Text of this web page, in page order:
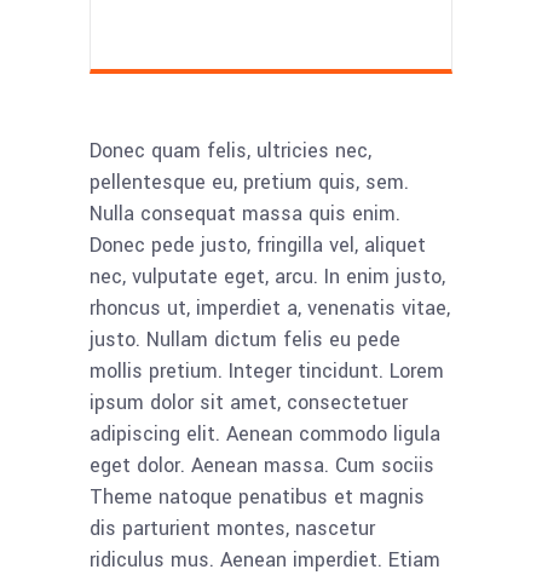
Donec quam felis, ultricies nec,
pellentesque eu, pretium quis, sem.
Nulla consequat massa quis enim.
Donec pede justo, fringilla vel, aliquet
nec, vulputate eget, arcu. In enim justo,
rhoncus ut, imperdiet a, venenatis vitae,
justo. Nullam dictum felis eu pede
mollis pretium. Integer tincidunt. Lorem
ipsum dolor sit amet, consectetuer
adipiscing elit. Aenean commodo ligula
eget dolor. Aenean massa. Cum sociis
Theme natoque penatibus et magnis
dis parturient montes, nascetur
ridiculus mus. Aenean imperdiet. Etiam